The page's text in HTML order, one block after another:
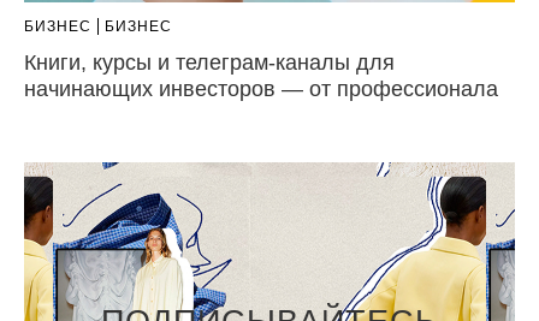
БИЗНЕС БИЗНЕС
Книги, курсы и телеграм-каналы для
начинающих инвесторов — от профессионала